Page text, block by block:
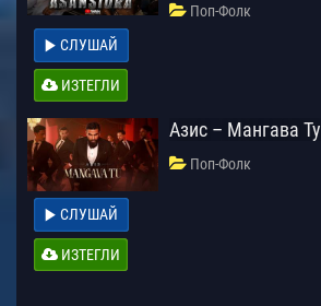
Поп-Фолк
СЛУШАЙ
ИЗТЕГЛИ
Азис – Мангава Ту
Поп-Фолк
СЛУШАЙ
ИЗТЕГЛИ